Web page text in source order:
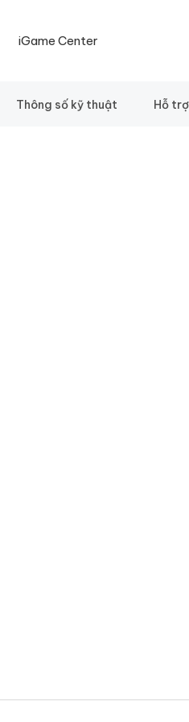
iGame Center
Thông số kỹ thuật Hỗ trợ